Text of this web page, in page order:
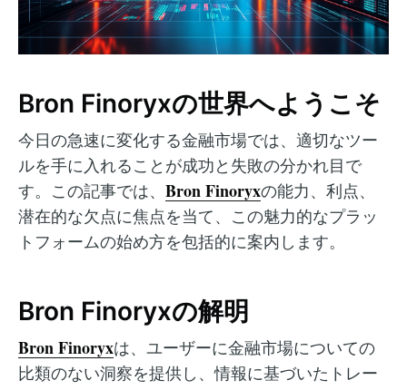
Bron Finoryxの世界へようこそ
今日の急速に変化する金融市場では、適切なツー
ルを手に入れることが成功と失敗の分かれ目で
す。この記事では、 Bron Finoryxの能力、利点、
潜在的な欠点に焦点を当て、この魅力的なプラッ
トフォームの始め方を包括的に案内します。
Bron Finoryxの解明
Bron Finoryxは、ユーザーに金融市場についての
比類のない洞察を提供し、情報に基づいたトレー